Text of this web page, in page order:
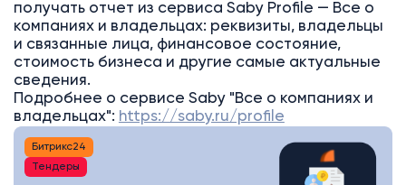
получать отчет из сервиса Saby Profile — Все о
компаниях и владельцах: реквизиты, владельцы
и связанные лица, финансовое состояние,
стоимость бизнеса и другие самые актуальные
сведения.
Подробнее о сервисе Saby "Все о компаниях и
владельцах": https://saby.ru/profile
Битрикс24
Тендеры